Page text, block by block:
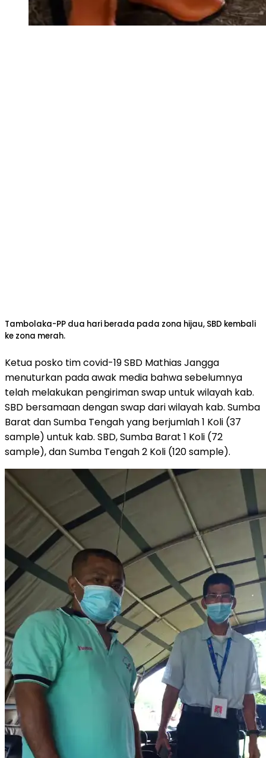
Tambolaka-PP dua hari berada pada zona hijau, SBD kembali
ke zona merah.
Ketua posko tim covid-19 SBD Mathias Jangga
menuturkan pada awak media bahwa sebelumnya
telah melakukan pengiriman swap untuk wilayah kab.
SBD bersamaan dengan swap dari wilayah kab. Sumba
Barat dan Sumba Tengah yang berjumlah 1 Koli (37
sample) untuk kab. SBD, Sumba Barat 1 Koli (72
sample), dan Sumba Tengah 2 Koli (120 sample).